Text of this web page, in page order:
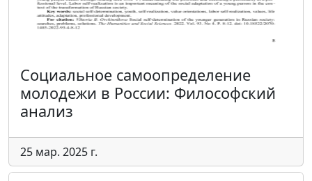
Социальное самоопределение
молодежи в России: Философский
анализ
25 мар. 2025 г.